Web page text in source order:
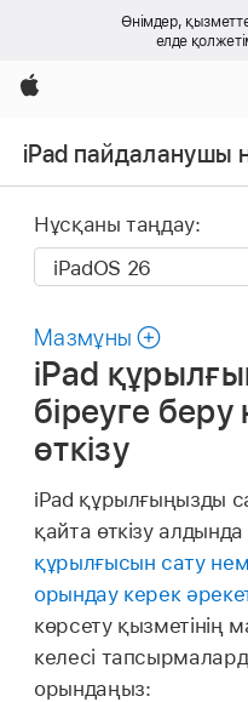
Өнімдер,
елде
Apple
iPad пайдаланушы
Нұсқаны таңдау:
Мазмұны
iPad
біреуге
өткізу
iPad құрылғыңызды
қайта өткізу алдында
құрылғысын сату
орындау керек
көрсету қызметінің
келесі
орындаңыз: